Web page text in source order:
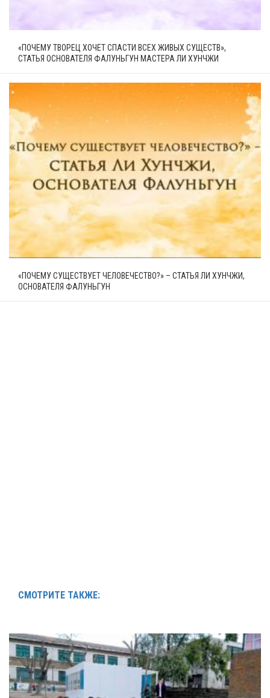
«ПОЧЕМУ ТВОРЕЦ ХОЧЕТ СПАСТИ ВСЕХ ЖИВЫХ СУЩЕСТВ»,
СТАТЬЯ ОСНОВАТЕЛЯ ФАЛУНЬГУН МАСТЕРА ЛИ ХУНЧЖИ
«ПОЧЕМУ СУЩЕСТВУЕТ ЧЕЛОВЕЧЕСТВО?» – СТАТЬЯ ЛИ ХУНЧЖИ,
ОСНОВАТЕЛЯ ФАЛУНЬГУН
СМОТРИТЕ ТАКЖЕ: